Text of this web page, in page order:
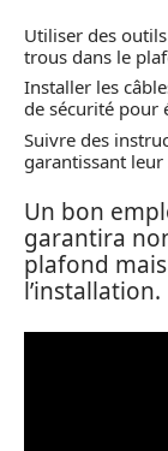
Utiliser des
trous dans le
Installer les
de sécurité pour
Suivre des
garantissant
Un bon
garantira
plafond
l’installation.